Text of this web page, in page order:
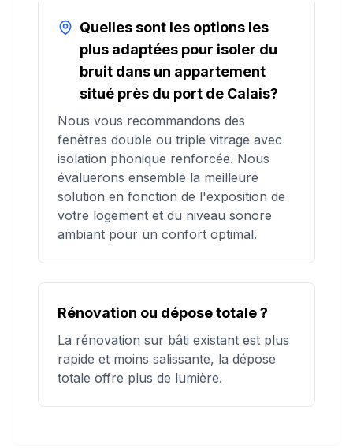
Quelles sont les options les
plus adaptées pour isoler du
bruit dans un appartement
situé près du port de Calais?
Nous vous recommandons des
fenêtres double ou triple vitrage avec
isolation phonique renforcée. Nous
évaluerons ensemble la meilleure
solution en fonction de l'exposition de
votre logement et du niveau sonore
ambiant pour un confort optimal.
Rénovation ou dépose totale ?
La rénovation sur bâti existant est plus
rapide et moins salissante, la dépose
totale offre plus de lumière.